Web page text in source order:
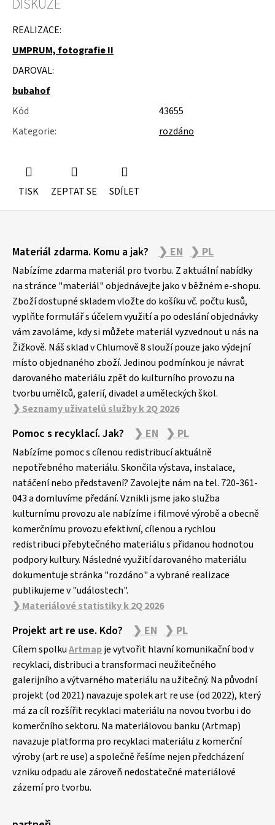
DISKUZE
REALIZACE:
UMPRUM, fotografie II
DAROVAL:
bubahof
Kód
43655
Kategorie: rozdáno
TISK ZEPTAT SE SDÍLET
u
e
e
Z
NA
Materiál zdarma. Komu a jak? ❯ EN ❯ PL
Nabízíme zdarma materiál pro tvorbu. Z aktuální nabídky
na stránce "materiál" objednávejte jako v běžném e-shopu.
Zboží dostupné skladem vložte do košíku vč. počtu kusů,
vyplňte formulář s účelem využití a po odeslání objednávky
vám zavoláme, kdy si můžete materiál vyzvednout u nás na
Žižkově. Náš sklad v Chlumově 8 slouží pouze jako výdejní
místo objednaného zboží. Jedinou podmínkou je návrat
darovaného materiálu zpět do kulturního provozu na
tvorbu umělců, galerií, divadel a uměleckých škol.
❯ Seznamy uživatelů služby k 2Q 2026
Pomoc s recyklací. Jak? ❯ EN ❯ PL
Nabízíme pomoc s cílenou redistribucí aktuálně
nepotřebného materiálu. Skončila výstava, instalace,
natáčení nebo představení? Zavolejte nám na tel. 720-361-
043 a domluvíme předání. Vznikli jsme jako služba
kulturnímu provozu ale nabízíme i filmové výrobě a obecně
komerčnímu provozu efektivní, cílenou a rychlou
redistribuci přebytečného materiálu s přidanou hodnotou
podpory kultury. Následné využití darovaného materiálu
dokumentuje stránka "rozdáno" a vybrané realizace
publikujeme v "událostech".
❯ Materiálové statistiky k 2Q 2026
Projekt art re use. Kdo? ❯ EN ❯ PL
Cílem spolkuArtmapje vytvořit hlavní komunikační bod v
recyklaci, distribuci a transformaci neužitečného
galerijního a výtvarného materiálu na užitečný. Na původní
projekt (od 2021) navazuje spolek art re use (od 2022), který
má za cíl rozšířit recyklaci materiálu na novou tvorbu i do
komerčního sektoru. Na materiálovou banku (Artmap)
navazuje platforma pro recyklaci materiálu z komerční
výroby (art re use) a společně řešíme nejen předcházení
vzniku odpadu ale zároveň nedostatečné materiálové
zázemí pro tvorbu.